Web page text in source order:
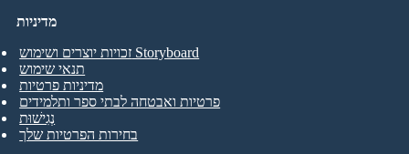
מדיניות
זכויות יוצרים ושימוש Storyboard
תנאי שימוש
מדיניות פרטיות
פרטיות ואבטחה לבתי ספר ותלמידים
נְגִישׁוּת
בחירות הפרטיות שלך